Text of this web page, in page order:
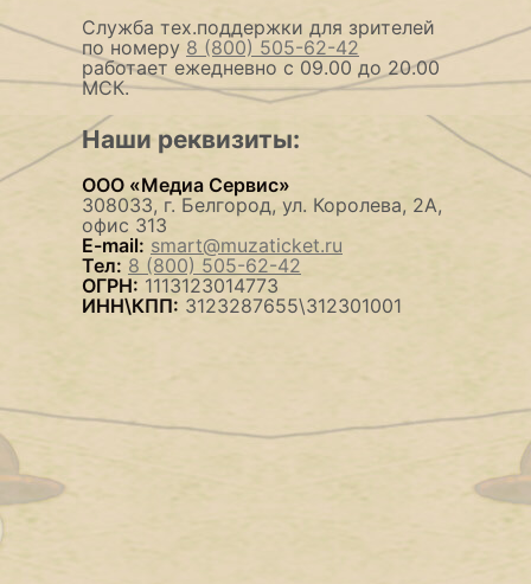
Служба тех.поддержки для зрителей
по номеру 8 (800) 505-62-42
работает ежедневно с 09.00 до 20.00
МСК.
Наши реквизиты:
ООО «Медиа Сервис»
308033, г. Белгород, ул. Королева, 2А,
офис 313
E-mail: smart@muzaticket.ru
Тел: 8 (800) 505-62-42
ОГРН: 1113123014773
ИНН\КПП: 3123287655\312301001